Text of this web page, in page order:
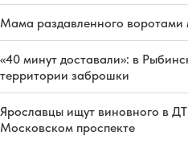
Мама раздавленного воротами
«40 минут доставали»: в
территории заброшки
Ярославцы ищут виновного в
Московском проспекте